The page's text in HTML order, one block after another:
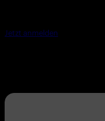
Jetzt anmelden